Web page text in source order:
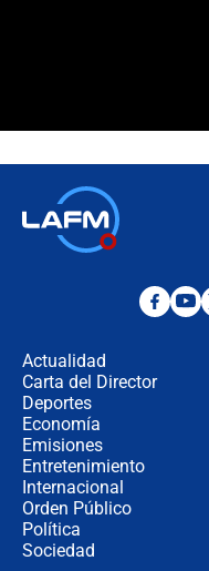
Actualidad
Carta del Director
Deportes
Economía
Emisiones
Entretenimiento
Internacional
Orden Público
Política
Sociedad